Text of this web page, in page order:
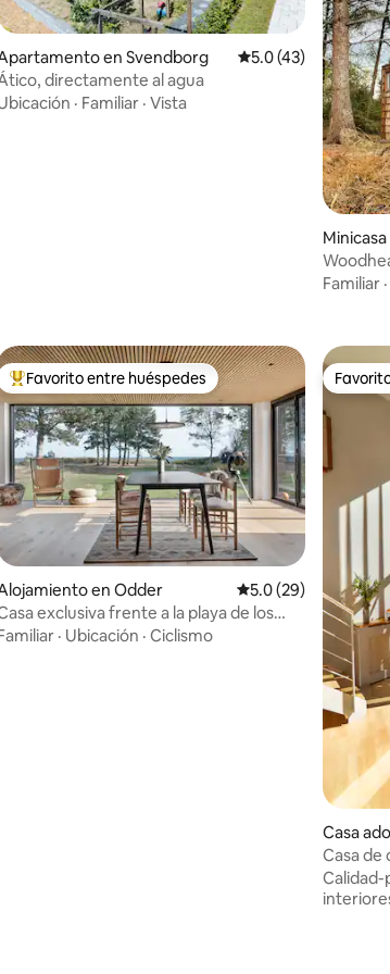
5.0 de 5, 15 reseñas
en Svendborg Calificación
5.0 (43)
directamente al agua
· Familiar · Vista
Familiar ·
4.97 de 5, 38 reseñas
Favorito entre huéspedes preferido
Favorito entre huéspedes
en Odder Calificación
5.0 (29)
exclusiva frente a la playa de los
60 · Ubicación · Ciclismo
Casa
Casa de
flotante